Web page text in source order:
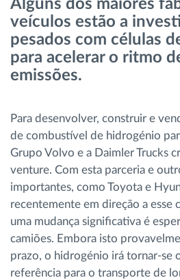
Gestão de Combustível
Planejamento e monitoração
Ver todas as funcionalidades
Como resolvemos cada
atividade da frota
Calculadora de benefícios
Alguns dos maiores
veículos estão a
pesados ​​com células
para acelerar o ritmo
emissões.
Para desenvolver, construir e
de combustível de hidrogénio
Grupo Volvo e a Daimler Trucks
venture. Com esta parceria e
importantes, como Toyota e
recentemente em direção a esse
uma mudança significativa é
camiões. Embora isto
prazo, o hidrogénio irá tornar-se
referência para o transporte de